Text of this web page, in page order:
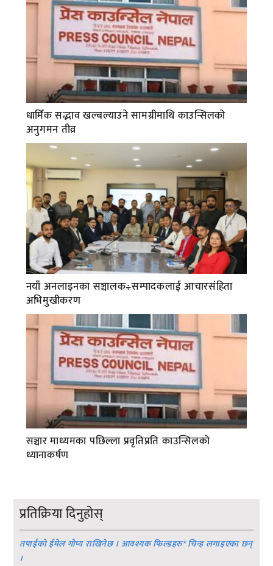
धार्मिक सद्भाव खल्बल्याउने सामग्रीमाथि काउन्सिलको
अनुगमन तीव्र
नयाँ अनलाइनका सञ्चालक÷सम्पादकलाई आचारसंहिता
अभिमुखीकरण
सञ्चार माध्यमका पछिल्ला प्रवृतिप्रति काउन्सिलको
ध्यानाकर्षण
प्रतिक्रिया दिनुहोस्
तपाईको ईमेल गोप्य राखिनेछ । आवश्यक फिल्डहरु*चिन्ह लगाइएका छन्
।